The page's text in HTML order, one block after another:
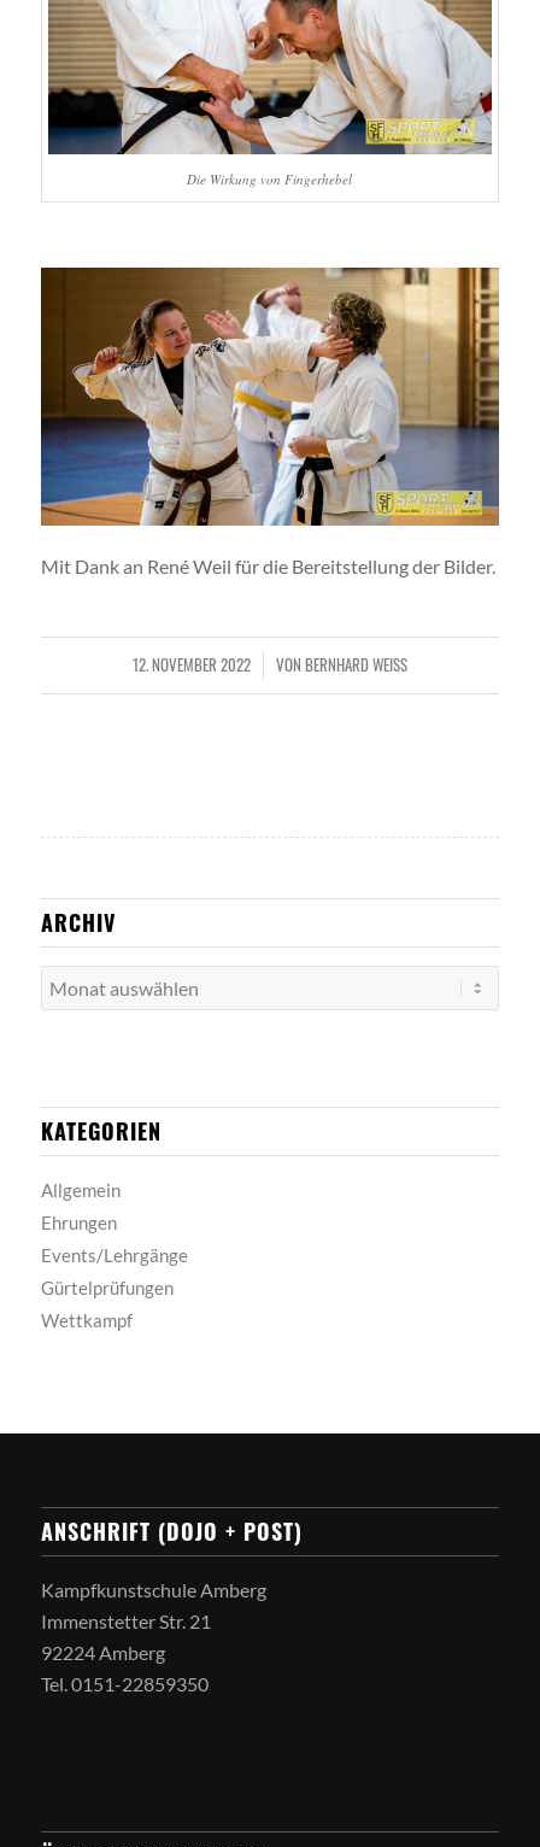
Die Wirkung von Fingerhebel
Mit Dank an René Weil für die Bereitstellung der Bilder.
12. NOVEMBER 2022
/ VON BERNHARD WEISS
ARCHIV
KATEGORIEN
Allgemein
Ehrungen
Events/Lehrgänge
Gürtelprüfungen
Wettkampf
ANSCHRIFT (DOJO + POST)
Kampfkunstschule Amberg
Immenstetter Str. 21
92224 Amberg
Tel. 0151-22859350